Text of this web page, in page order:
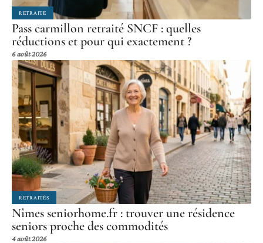
RETRAITE
Pass carmillon retraité SNCF : quelles
réductions et pour qui exactement ?
6 août 2026
RETRAITÉS
Nîmes seniorhome.fr : trouver une résidence
seniors proche des commodités
4 août 2026